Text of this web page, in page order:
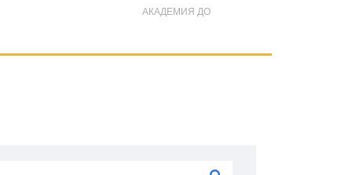
АКАДЕМИЯ ДО